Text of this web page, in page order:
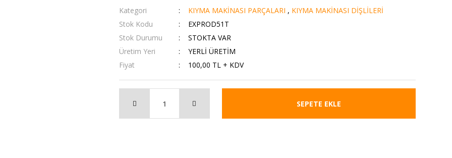
Kategori KIYMA MAKİNASI PARÇALARI , KIYMA MAKİNASI DİŞLİLERİ
Stok Kodu
EXPROD51T
Stok Durumu
STOKTA VAR
Üretim Yeri
YERLİ ÜRETİM
Fiyat
100,00 TL + KDV
SEPETE EKLE